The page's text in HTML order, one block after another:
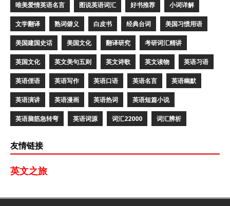
唯美爱情英语名言 图说英语词汇 好书推荐 小词详解
文学翻译 熟词僻义 白皮书 经典台词 美国习惯用语
美国建国史话 美国文化 翻译研究 考研词汇精讲
英国文化 英文美句五则 英文诗歌 英文读物 英语习语
英语俚语 英语写作 英语口语 英语名言 英语幽默
英语演讲 英语漫画 英语热词 英语短篇小说
英语脑筋急转弯 英语词源 词汇22000 词汇辨析
友情链接
英文之旅